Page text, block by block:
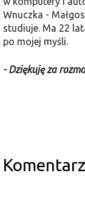
Wnuczka -
studiuje. Ma 22
po mojej myśli.
- Dziękuję za